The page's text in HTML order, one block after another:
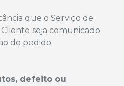
que o Serviço de
seja comunicado
do pedido.
defeito ou